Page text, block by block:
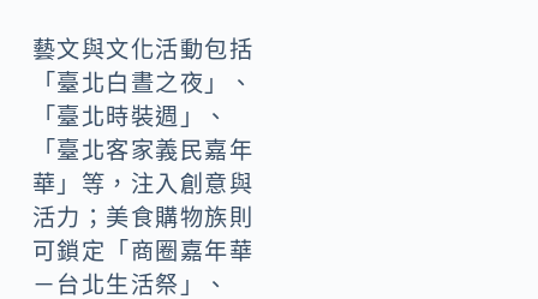
藝文與文化活動包括
「臺北白晝之夜」、
「臺北時裝週」、
「臺北客家義民嘉年
華」等，注入創意與
活力；美食購物族則
可鎖定「商圈嘉年華
－台北生活祭」、